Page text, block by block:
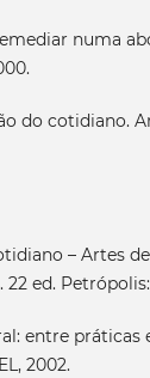
numa
do cotidiano.
– Artes
ed. Petrópolis:
entre práticas
2002.